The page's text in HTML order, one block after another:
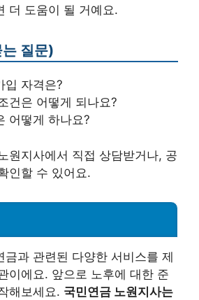
더 도움이 될 거예요.
질문)
입 자격은?
건은 어떻게 되나요?
어떻게 하나요?
원지사에서 직접 상담받거나, 공
인할 수 있어요.
금과 관련된 다양한 서비스를 제
이에요. 앞으로 노후에 대한 준
해보세요. 국민연금 노원지사는